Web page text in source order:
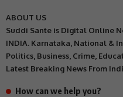
ABOUT US
Suddi Sante is Digital Online
INDIA. Karnataka, National &
Politics, Business, Crime,
Latest Breaking News From
How can we help you?